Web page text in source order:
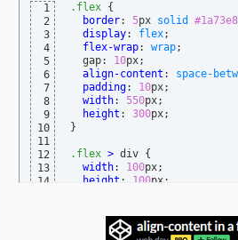
1
2
3
4
5
6
7
8
9
10
11
12
13
14
.flex {
border: 5px solid #1a73e8
display: flex;
flex-wrap: wrap;
  gap:
10px;
align-content : space-
padding: 10px;
width: 550px;
height : 300
}
.flex > div {
width: 100px;
height : 100
> div :nth-child (3 n +
background-color: #006bee